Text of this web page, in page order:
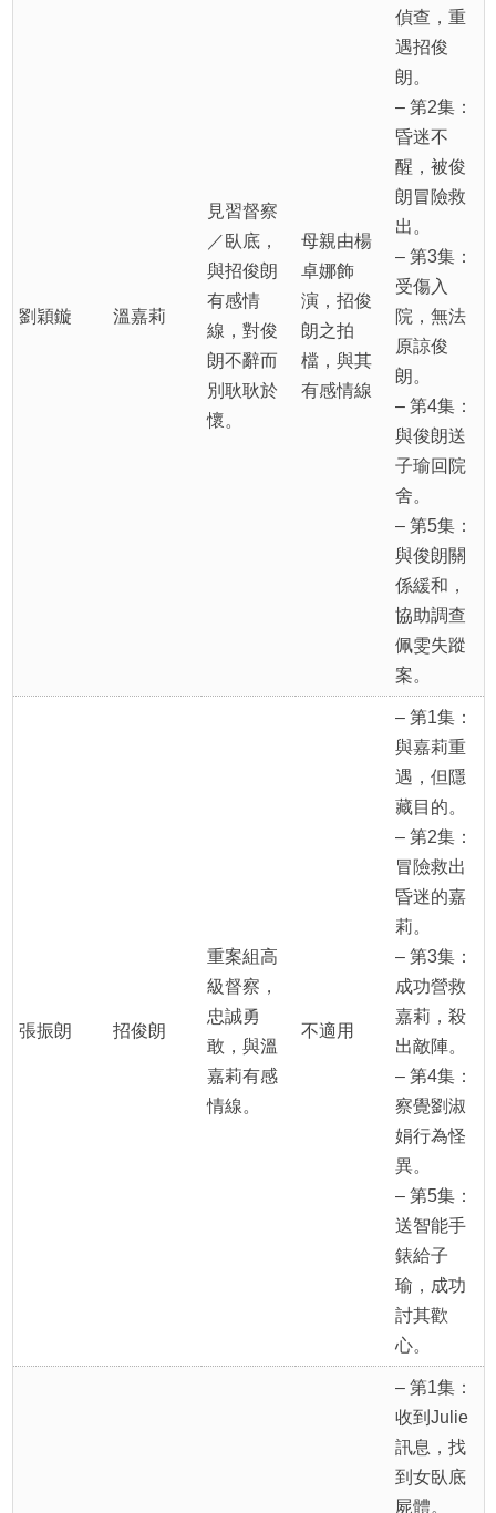
劉穎鏇 溫嘉莉
見習督察
／臥底，
與招俊朗
有感情
線，對俊
朗不辭而
別耿耿於
懷。
母親由楊
卓娜飾
演，招俊
朗之拍
檔，與其
有感情線
偵查，重
遇招俊
朗。
– 第2集：
昏迷不
醒，被俊
朗冒險救
出。
– 第3集：
受傷入
院，無法
原諒俊
朗。
– 第4集：
與俊朗送
子瑜回院
舍。
– 第5集：
與俊朗關
係緩和，
協助調查
佩雯失蹤
案。
張振朗 招俊朗
重案組高
級督察，
忠誠勇
敢，與溫
嘉莉有感
情線。
不適用
– 第1集：
與嘉莉重
遇，但隱
藏目的。
– 第2集：
冒險救出
昏迷的嘉
莉。
– 第3集：
成功營救
嘉莉，殺
出敵陣。
– 第4集：
察覺劉淑
娟行為怪
異。
– 第5集：
送智能手
錶給子
瑜，成功
討其歡
心。
– 第1集：
收到Julie
訊息，找
到女臥底
屍體。